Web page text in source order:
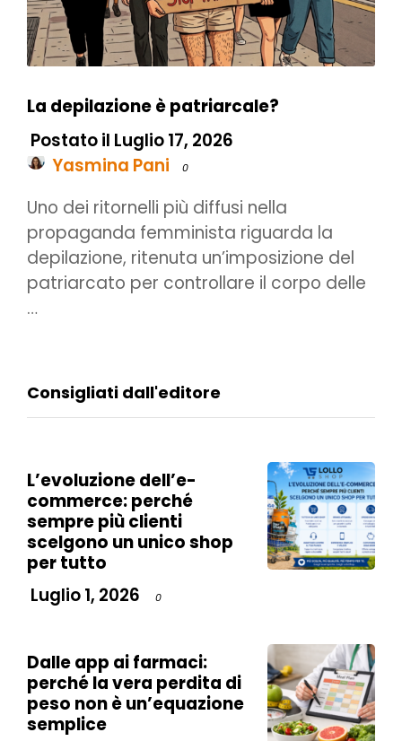
La depilazione è patriarcale?
Postato il Luglio 17, 2026
Yasmina Pani
0
Uno dei ritornelli più diffusi nella
propaganda femminista riguarda la
depilazione, ritenuta un’imposizione del
patriarcato per controllare il corpo delle
…
Consigliati dall'editore
L’evoluzione dell’e-
commerce: perché
sempre più clienti
scelgono un unico shop
per tutto
Luglio 1, 2026
0
Dalle app ai farmaci:
perché la vera perdita di
peso non è un’equazione
semplice